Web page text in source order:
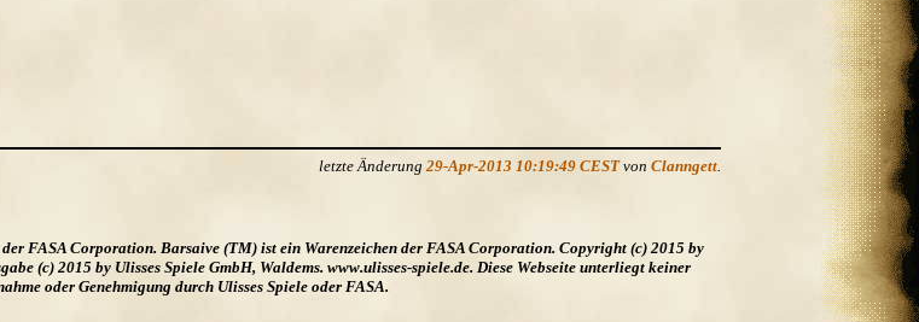
letzte Änderung 29-Apr-2013 10:19:49 CESTvon Clanngett.
FASA Corporation. Barsaive (TM) ist ein Warenzeichen der FASA Corporation. Copyright (c) 2015 by
(c) 2015 by Ulisses Spiele GmbH, Waldems. www.ulisses-spiele.de. Diese Webseite unterliegt keiner
oder Genehmigung durch Ulisses Spiele oder FASA.